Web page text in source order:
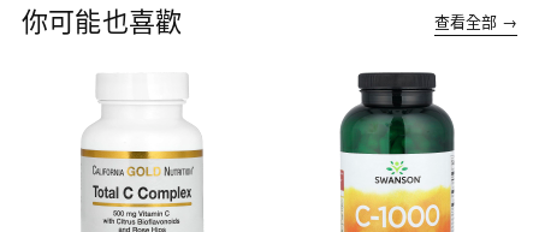
你可能也喜歡 查看全部 →